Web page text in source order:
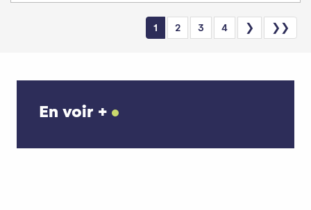
1 2 3 4 ❯ ❯❯
En voir +